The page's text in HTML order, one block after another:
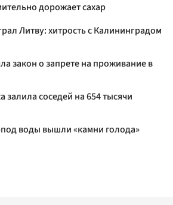
дорожает сахар
Литву: хитрость с Калининградом
закон о запрете на проживание в
залила соседей на 654 тысячи
воды вышли «камни голода»